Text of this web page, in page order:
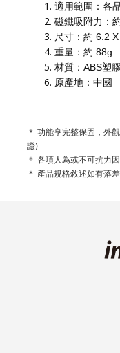
適用範圍：各
磁鐵吸附力：
尺寸：約 6.2
重量：約 88g
材質：ABS塑
原產地：中國
＊ 功能享完整保固，外
證)
＊ 各項人為或不可抗力
＊ 產品規格敘述如有落